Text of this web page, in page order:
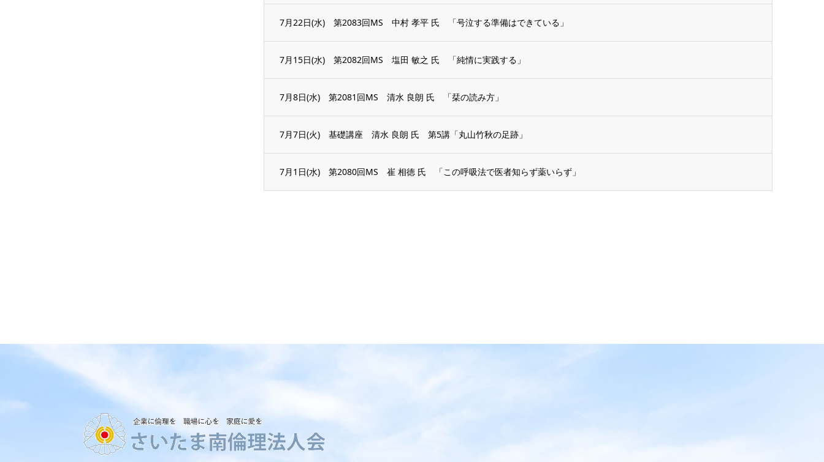
7月22日(水) 第2083回MS 中村 孝平 氏 「号泣する準備はできている」
7月15日(水) 第2082回MS 塩田 敏之 氏 「純情に実践する」
7月8日(水) 第2081回MS 清水 良朗 氏 「栞の読み方」
7月7日(火) 基礎講座 清水 良朗 氏 第5講「丸山竹秋の足跡」
7月1日(水) 第2080回MS 崔 相徳 氏 「この呼吸法で医者知らず薬いらず」